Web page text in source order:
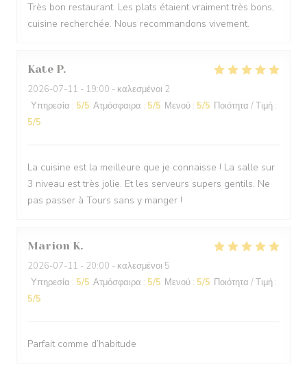
Très bon restaurant. Les plats étaient vraiment très bons,
cuisine recherchée. Nous recommandons vivement.
Kate P
2026-07-11 - 19:00 - καλεσμένοι 2
Υπηρεσία : 5/5 Ατμόσφαιρα : 5/5 Μενού : 5/5 Ποιότητα / Τιμή :
5/5
La cuisine est la meilleure que je connaisse ! La salle sur
3 niveau est très jolie. Et les serveurs supers gentils. Ne
pas passer à Tours sans y manger !
Marion K
2026-07-11 - 20:00 - καλεσμένοι 5
Υπηρεσία : 5/5 Ατμόσφαιρα : 5/5 Μενού : 5/5 Ποιότητα / Τιμή :
5/5
Parfait comme d’habitude